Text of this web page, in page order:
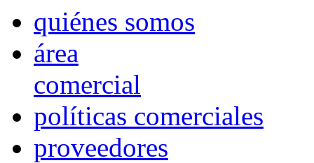
quiénes somos
área
comercial
políticas comerciales
proveedores